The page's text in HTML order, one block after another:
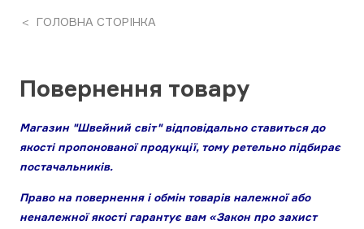
ГОЛОВНА СТОРІНКА
Повернення товару
Магазин "Швейний світ" відповідально ставиться до
якості пропонованої продукції, тому ретельно підбирає
постачальників.
Право на повернення і обмін товарів належної або
неналежної якості гарантує вам «Закон про захист